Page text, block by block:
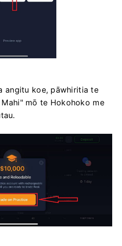
angitu koe, pāwhiritia te
mō te Hokohoko me